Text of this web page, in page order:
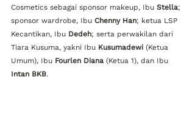
Cosmetics sebagai sponsor makeup, Ibu Stella;
sponsor wardrobe, Ibu Chenny Han; ketua LSP
Kecantikan, Ibu Dedeh; serta perwakilan dari
Tiara Kusuma, yakni Ibu Kusumadewi (Ketua
Umum), Ibu Fourlen Diana (Ketua 1), dan Ibu
Intan BKB.